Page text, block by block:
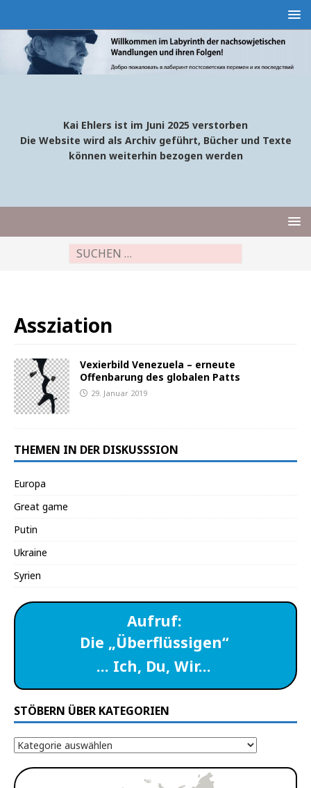
Kai Ehlers ist im Juni 2025 verstorben
Die Website wird als Archiv geführt, Bücher und Texte
können weiterhin bezogen werden
Assziation
Vexierbild Venezuela – erneute
Offenbarung des globalen Patts
29. Januar 2019
THEMEN IN DER DISKUSSSION
Europa
Great game
Putin
Ukraine
Syrien
Aufruf:
Die „Überflüssigen“
… Ich, Du, Wir…
STÖBERN ÜBER KATEGORIEN